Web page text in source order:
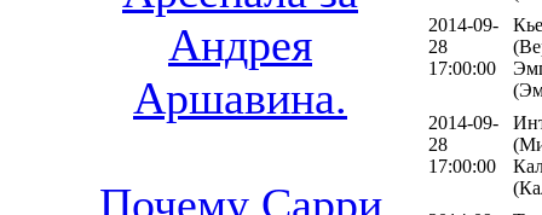
Андрея
Аршавина.
Почему Сарри
2014-09-
28
17:00:00
2014-09-
28
17:00:00